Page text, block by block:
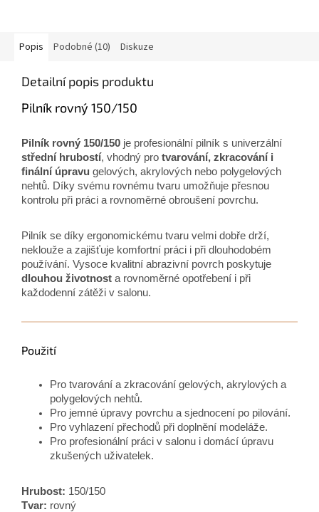
Popis Podobné (10) Diskuze
Detailní popis produktu
Pilník rovný 150/150
Pilník rovný 150/150 je profesionální pilník s univerzální
střední hrubostí, vhodný pro tvarování, zkracování i
finální úpravu gelových, akrylových nebo polygelových
nehtů. Díky svému rovnému tvaru umožňuje přesnou
kontrolu při práci a rovnoměrné obroušení povrchu.
Pilník se díky ergonomickému tvaru velmi dobře drží,
neklouže a zajišťuje komfortní práci i při dlouhodobém
používání. Vysoce kvalitní abrazivní povrch poskytuje
dlouhou životnost a rovnoměrné opotřebení i při
každodenní zátěži v salonu.
Použití
Pro tvarování a zkracování gelových, akrylových a
polygelových nehtů.
Pro jemné úpravy povrchu a sjednocení po pilování.
Pro vyhlazení přechodů při doplnění modeláže.
Pro profesionální práci v salonu i domácí úpravu
zkušených uživatelek.
Hrubost: 150/150
Tvar: rovný